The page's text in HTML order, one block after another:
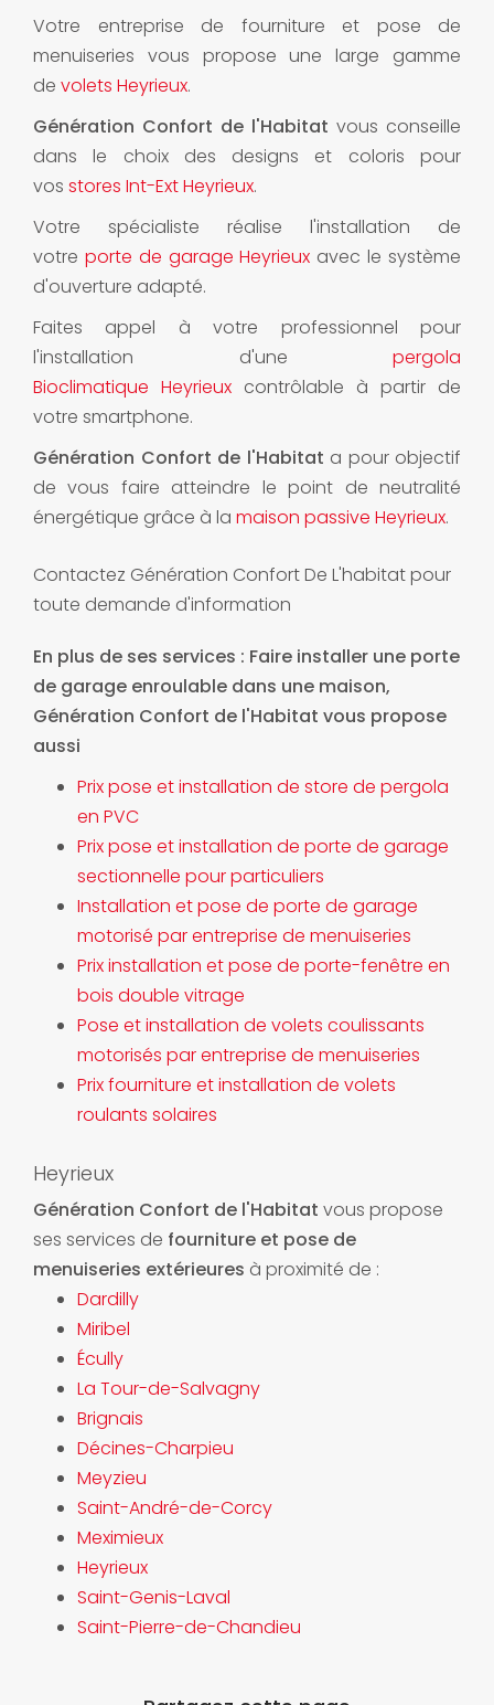
Votre entreprise de fourniture et pose de
menuiseries vous propose une large gamme
de volets Heyrieux.
Génération Confort de l'Habitat vous conseille
dans le choix des designs et coloris pour
vos stores Int-Ext Heyrieux.
Votre spécialiste réalise l'installation de
votre porte de garage Heyrieux avec le système
d'ouverture adapté.
Faites appel à votre professionnel pour
l'installation d'une pergola
Bioclimatique Heyrieux contrôlable à partir de
votre smartphone.
Génération Confort de l'Habitat a pour objectif
de vous faire atteindre le point de neutralité
énergétique grâce à la maison passive Heyrieux.
Contactez Génération Confort De L'habitat pour
toute demande d'information
En plus de ses services : Faire installer une porte
de garage enroulable dans une maison,
Génération Confort de l'Habitat vous propose
aussi
Prix pose et installation de store de pergola
en PVC
Prix pose et installation de porte de garage
sectionnelle pour particuliers
Installation et pose de porte de garage
motorisé par entreprise de menuiseries
Prix installation et pose de porte-fenêtre en
bois double vitrage
Pose et installation de volets coulissants
motorisés par entreprise de menuiseries
Prix fourniture et installation de volets
roulants solaires
Heyrieux
Génération Confort de l'Habitat vous propose
ses services de fourniture et pose de
menuiseries extérieures à proximité de :
Dardilly
Miribel
Écully
La Tour-de-Salvagny
Brignais
Décines-Charpieu
Meyzieu
Saint-André-de-Corcy
Meximieux
Heyrieux
Saint-Genis-Laval
Saint-Pierre-de-Chandieu